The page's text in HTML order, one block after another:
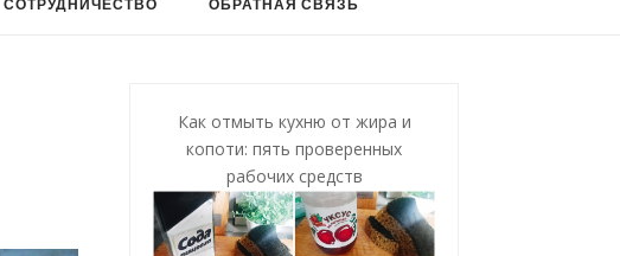
СОТРУДНИЧЕСТВО ОБРАТНАЯ СВЯЗЬ
Как отмыть кухню от жира и
копоти: пять проверенных
рабочих средств